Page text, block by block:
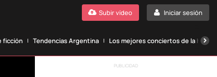
Iniciar sesión
Subir vídeo
ficción Tendencias Argentina Los mejores conciertos de la
PUBLICIDAD